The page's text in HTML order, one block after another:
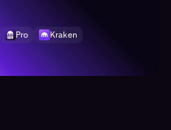
Pro Kraken